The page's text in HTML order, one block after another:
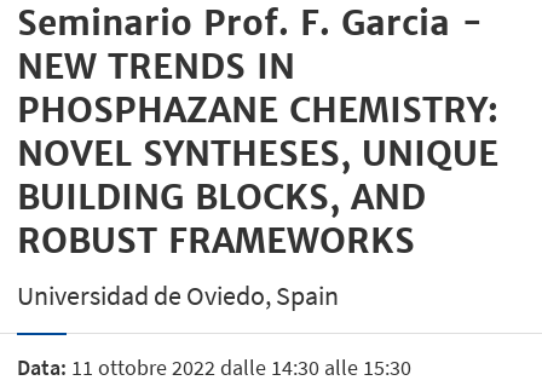
Seminario Prof. F. Garcia -
NEW TRENDS IN
PHOSPHAZANE CHEMISTRY:
NOVEL SYNTHESES, UNIQUE
BUILDING BLOCKS, AND
ROBUST FRAMEWORKS
Universidad de Oviedo, Spain
Data: 11 ottobre 2022 dalle 14:30 alle 15:30